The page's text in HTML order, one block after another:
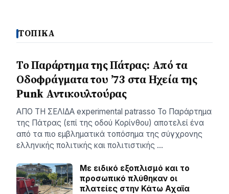
ΤΟΠΙΚΑ
Το Παράρτημα της Πάτρας: Από τα
Οδοφράγματα του ’73 στα Ηχεία της
Punk Αντικουλτούρας
ΑΠΟ ΤΗ ΣΕΛΙΔΑ experimental patrasso Το Παράρτημα
της Πάτρας (επί της οδού Κορίνθου) αποτελεί ένα
από τα πιο εμβληματικά τοπόσημα της σύγχρονης
ελληνικής πολιτικής και πολιτιστικής …
Με ειδικό εξοπλισμό και το
προσωπικό πλύθηκαν οι
πλατείες στην Κάτω Αχαϊα